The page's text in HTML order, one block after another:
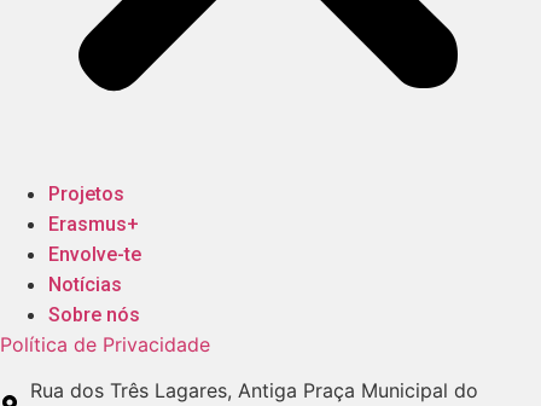
Projetos
Erasmus+
Envolve-te
Notícias
Sobre nós
Política de Privacidade
Rua dos Três Lagares, Antiga Praça Municipal do